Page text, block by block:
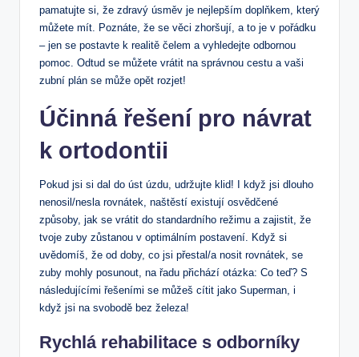
pamatujte si, že zdravý úsměv je nejlepším doplňkem, který
můžete mít. Poznáte, že se věci zhoršují, a to je v pořádku
– jen se postavte k realitě čelem a vyhledejte odbornou
pomoc. Odtud se můžete vrátit na správnou cestu a vaši
zubní plán se může opět rozjet!
Účinná řešení pro návrat
k ortodontii
Pokud jsi si dal do úst úzdu, udržujte klid! I když jsi dlouho
nenosil/nesla rovnátek, naštěstí existují osvědčené
způsoby, jak se vrátit do standardního režimu a zajistit, že
tvoje zuby zůstanou v optimálním postavení. Když si
uvědomíš, že od doby, co jsi přestal/a nosit rovnátek, se
zuby mohly posunout, na řadu přichází otázka: Co teď? S
následujícími řešeními se můžeš cítit jako Superman, i
když jsi na svobodě bez železa!
Rychlá rehabilitace s odborníky